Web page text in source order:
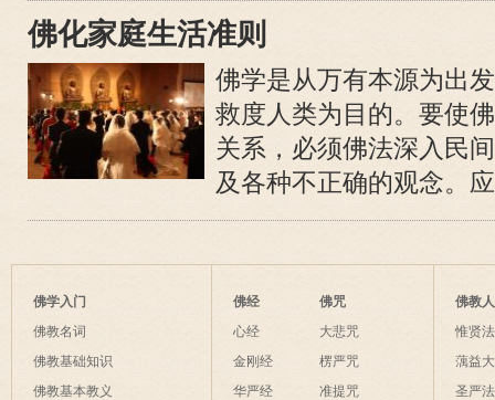
佛化家庭生活准则
佛学是从万有本源为出
救度人类为目的。要使
关系，必须佛法深入民
及各种不正确的观念。
佛学入门
佛教名词
佛教基础知识
佛教基本教义
佛经
心经
金刚经
华严经
佛咒
大悲咒
楞严咒
准提咒
佛教
惟贤
蕅益
圣严